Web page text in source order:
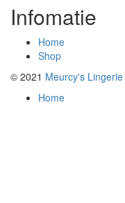
Infomatie
Home
Shop
© 2021 Meurcy's Lingerie
Home